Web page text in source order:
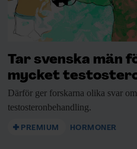
Tar svenska män
mycket
Därför ger forskarna olika svar om
testosteronbehandling.
PREMIUM HORMONER